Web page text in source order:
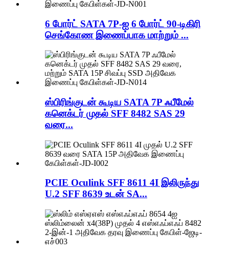
6 போர்ட் SATA 7P-ஐ 6 போர்ட் 90-டிகிரி
செங்கோண இணைப்பாக மாற்றும் ...
ஸ்பிரிங்குடன் கூடிய SATA 7P ஃபீமேல்
கனெக்டர் முதல் SFF 8482 SAS 29
வரை...
PCIE Oculink SFF 8611 4I இலிருந்து
U.2 SFF 8639 உடன் SA...